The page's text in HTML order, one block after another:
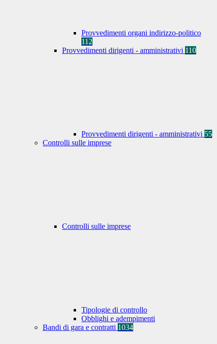
Provvedimenti organi indirizzo-politico
112
Provvedimenti dirigenti - amministrativi 110
Provvedimenti dirigenti - amministrativi 55
Controlli sulle imprese
Controlli sulle imprese
Tipologie di controllo
Obblighi e adempimenti
Bandi di gara e contratti 1034